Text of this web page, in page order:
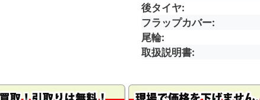
後タイヤ
フラップカバー
尾輪
取扱説明書